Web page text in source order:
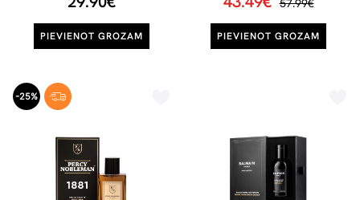
PIEVIENOT GROZAM
57.99€
PIEVIENOT GROZAM
-25%